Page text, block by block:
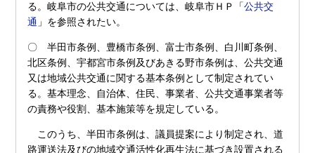
る。岐阜市の公共交通については、岐阜市ＨＰ「公共交
通 」を参照されたい。
〇 半田市条例、豊橋市条例、富士市条例、白川町条例、
北区条例、宇都宮市条例及びあきる野市条例は、公共交通
又は地域公共交通に関する基本条例として制定されてい
る。基本理念、自治体、住民、事業者、公共交通事業者等
の責務や役割、基本施策等を規定している。
このうち、半田市条例は、議員提案により制定され、道
路運送法及びの地域交通活性化再生法に基づき設置される